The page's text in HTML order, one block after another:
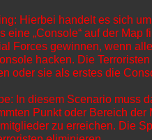
Hierbei handelt es sich
eine „Console“ auf der
Forces gewinnen, wenn
hacken. Die
oder sie als erstes die
In diesem Scenario muss
Punkt oder Bereich
zu erreichen. Die